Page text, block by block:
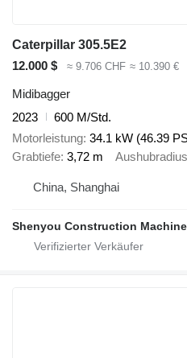
Caterpillar 305.5E2
12.000 $
≈ 9.706 CHF ≈ 10.390 €
Midibagger
2023
600 M/Std.
Motorleistung 34.1 kW (46.39
Grabtiefe 3,72 m Aushubradius
China, Shanghai
Shenyou Construction